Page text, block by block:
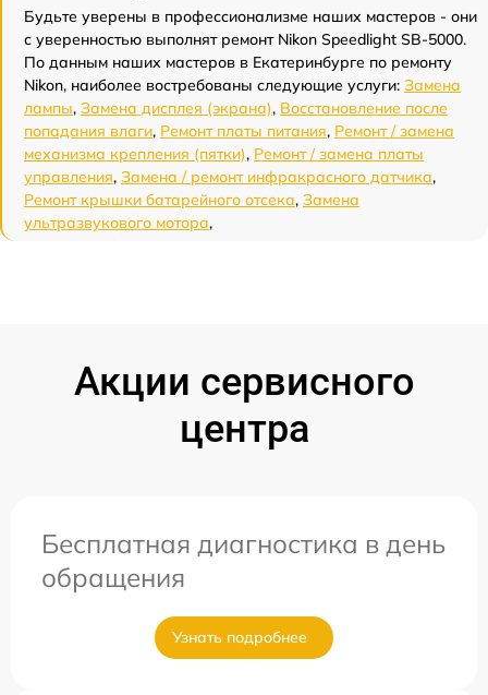
Будьте уверены в профессионализме наших мастеров - они
с уверенностью выполнят ремонт Nikon Speedlight SB-5000.
По данным наших мастеров в Екатеринбурге по ремонту
Nikon, наиболее востребованы следующие услуги: Замена
лампы, Замена дисплея (экрана), Восстановление после
попадания влаги, Ремонт платы питания, Ремонт / замена
механизма крепления (пятки), Ремонт / замена платы
управления, Замена / ремонт инфракрасного датчика,
Ремонт крышки батарейного отсека, Замена
ультразвукового мотора,
Акции сервисного
центра
Бесплатная диагностика в день
обращения
Узнать подробнее